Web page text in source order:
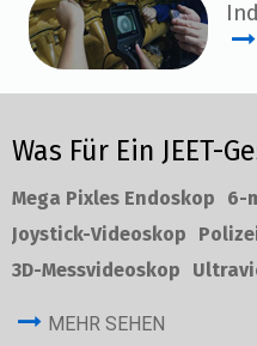
Was Für Ein JEET-
Mega Pixles Endoskop
6-
Joystick-Videoskop
3D-Messvideoskop
MEHR SEHEN